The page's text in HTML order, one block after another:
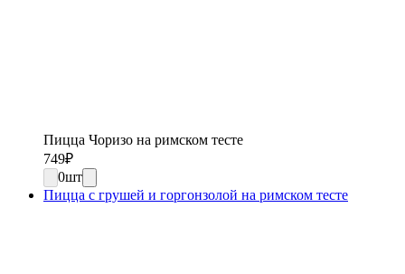
Пицца Чоризо на римском тесте
749₽
0шт
Пицца с грушей и горгонзолой на римском тесте